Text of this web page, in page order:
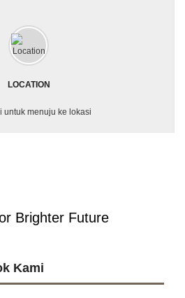
LOCATION
untuk menuju ke lokasi
Brighter Future
Kami